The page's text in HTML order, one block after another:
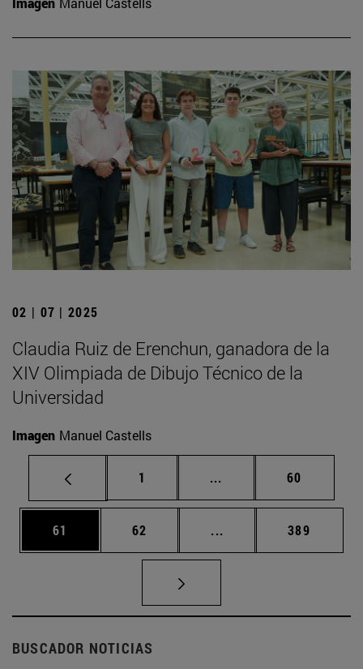
02 | 07 | 2025
Claudia Ruiz de Erenchun, ganadora de la
XIV Olimpiada de Dibujo Técnico de la
Universidad
Imagen Manuel Castells
Página
1 ... Páginas intermedias
Página
60
Página
61 Página
62 ... Páginas intermedias
Página
389
BUSCADOR NOTICIAS